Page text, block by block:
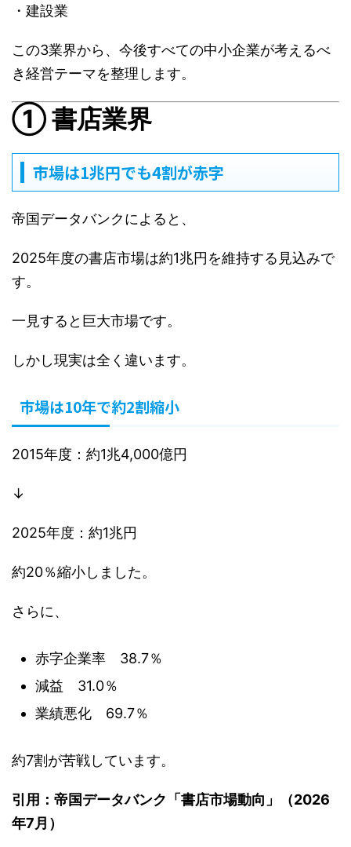
・建設業
この3業界から、今後すべての中小企業が考えるべ
き経営テーマを整理します。
① 書店業界
市場は1兆円でも4割が赤字
帝国データバンクによると、
2025年度の書店市場は約1兆円を維持する見込みで
す。
一見すると巨大市場です。
しかし現実は全く違います。
市場は10年で約2割縮小
2015年度：約1兆4,000億円
↓
2025年度：約1兆円
約20％縮小しました。
さらに、
赤字企業率 38.7％
減益 31.0％
業績悪化 69.7％
約7割が苦戦しています。
引用：帝国データバンク「書店市場動向」（2026
年7月）